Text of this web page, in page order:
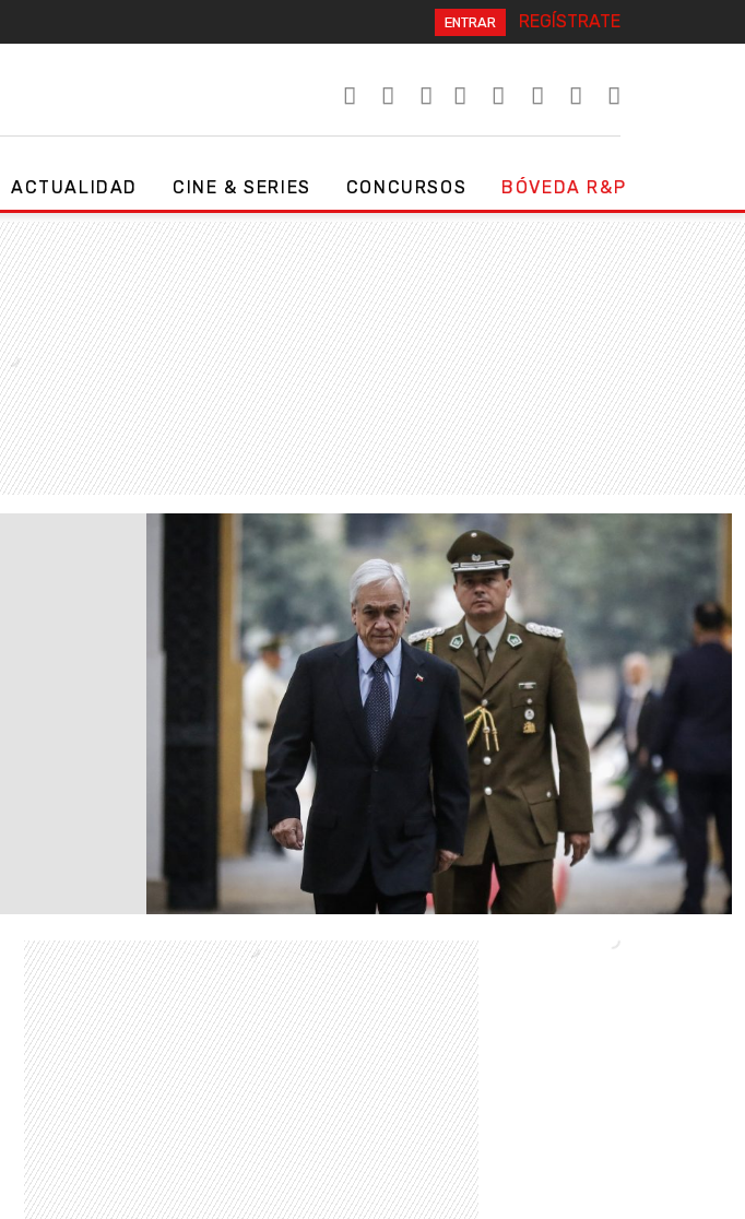
ENTRAR REGÍSTRATE
ACTUALIDAD CINE & SERIES CONCURSOS BÓVEDA R&P